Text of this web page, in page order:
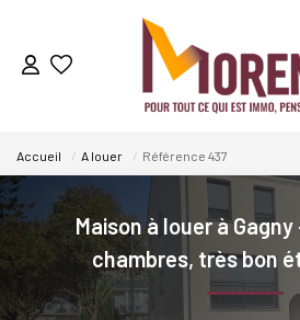
VENTES
LOCATIONS
GESTION
ESTIMATION
Accueil A louer Référence 437
Maison à louer à
chambres, très bon